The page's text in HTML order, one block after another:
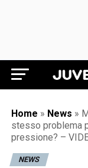
Home » News »
stesso problema
pressione? –
NEWS